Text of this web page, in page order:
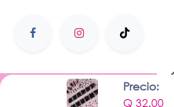
Precio:
Q 32.00
Hecho con